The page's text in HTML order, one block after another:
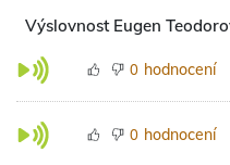
Výslovnost Eugen
0 hodnocení
0 hodnocení